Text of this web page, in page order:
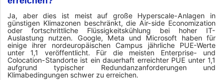
Ja, aber dies ist meist auf große Hyperscale-Anlagen in
günstigen Klimazonen beschränkt, die Air-side Economization
oder fortschrittliche Flüssigkeitskühlung bei hoher IT-
Auslastung nutzen. Google, Meta und Microsoft haben für
einige ihrer nordeuropäischen Campus jährliche PUE-Werte
unter 1,1 veröffentlicht. Für die meisten Enterprise- und
Colocation-Standorte ist ein dauerhaft erreichter PUE unter 1,1
aufgrund typischer Redundanzanforderungen und
Klimabedingungen schwer zu erreichen.